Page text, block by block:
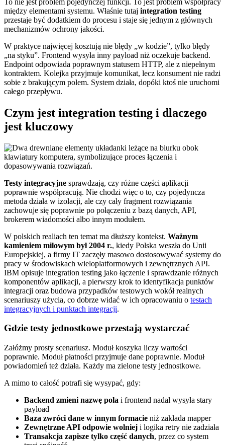
między elementami systemu. Właśnie tutaj integration testing
przestaje być dodatkiem do procesu i staje się jednym z głównych
mechanizmów ochrony jakości.
W praktyce najwięcej kosztują nie błędy „w kodzie”, tylko błędy
„na styku”. Frontend wysyła inny payload niż oczekuje backend.
Endpoint odpowiada poprawnym statusem HTTP, ale z niepełnym
kontraktem. Kolejka przyjmuje komunikat, lecz konsument nie radzi
sobie z brakującym polem. System działa, dopóki ktoś nie uruchomi
całego przepływu.
Czym jest integration testing i dlaczego
jest kluczowy
Testy integracyjne sprawdzają, czy różne części aplikacji
poprawnie współpracują. Nie chodzi więc o to, czy pojedyncza
metoda działa w izolacji, ale czy cały fragment rozwiązania
zachowuje się poprawnie po połączeniu z bazą danych, API,
brokerem wiadomości albo innym modułem.
W polskich realiach ten temat ma dłuższy kontekst. Ważnym
kamieniem milowym był 2004 r., kiedy Polska weszła do Unii
Europejskiej, a firmy IT zaczęły masowo dostosowywać systemy do
pracy w środowiskach wieloplatformowych i zewnętrznych API.
IBM opisuje integration testing jako łączenie i sprawdzanie różnych
komponentów aplikacji, a pierwszy krok to identyfikacja punktów
integracji oraz budowa przypadków testowych wokół realnych
scenariuszy użycia, co dobrze widać w ich opracowaniu o testach
integracyjnych i punktach integracji.
Gdzie testy jednostkowe przestają wystarczać
Załóżmy prosty scenariusz. Moduł koszyka liczy wartości
poprawnie. Moduł płatności przyjmuje dane poprawnie. Moduł
powiadomień też działa. Każdy ma zielone testy jednostkowe.
A mimo to całość potrafi się wysypać, gdy:
Backend zmieni nazwę pola i frontend nadal wysyła stary
payload
Baza zwróci dane w innym formacie niż zakłada mapper
Zewnętrzne API odpowie wolniej i logika retry nie zadziała
Transakcja zapisze tylko część danych, przez co system